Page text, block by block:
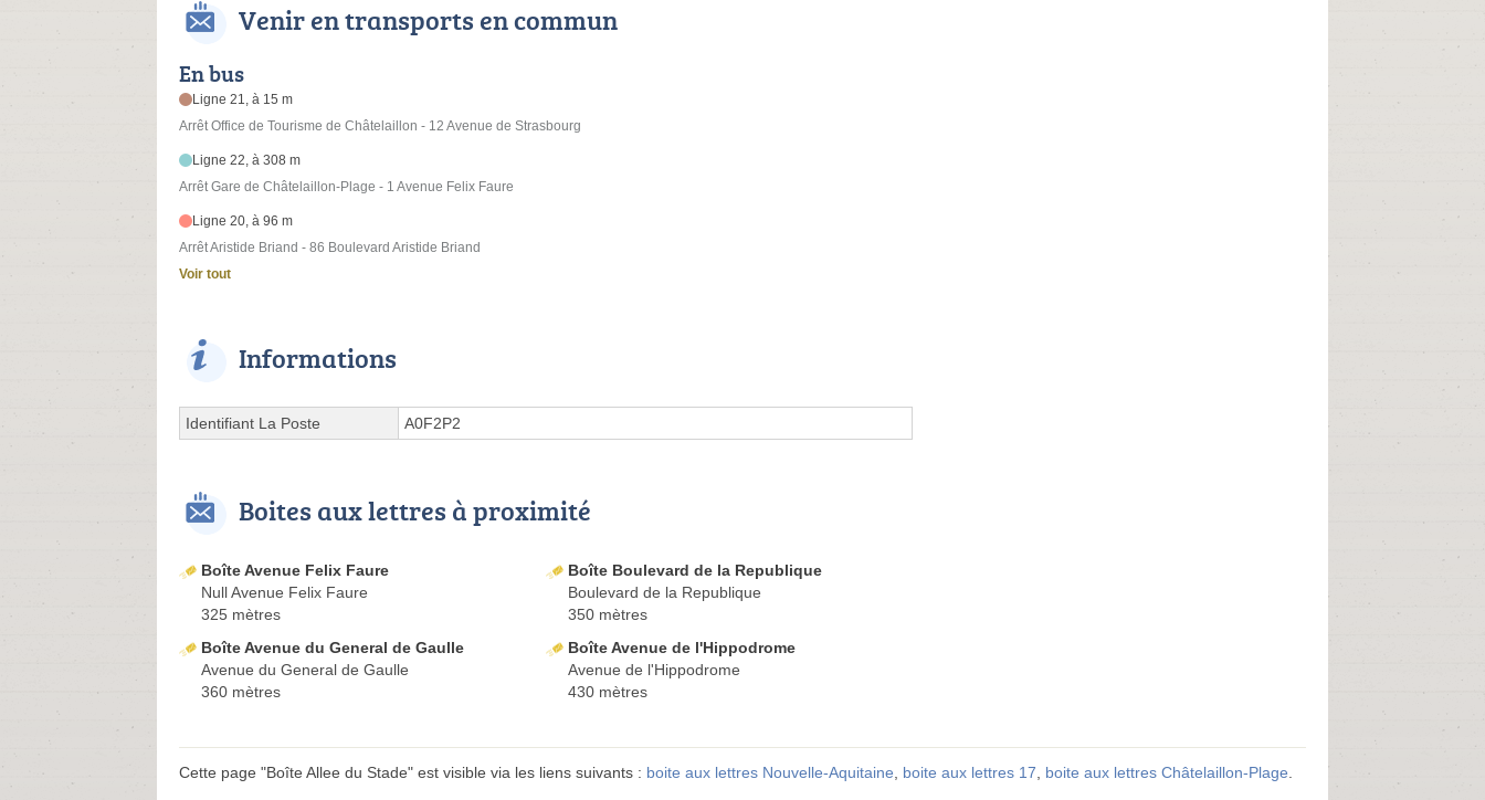
Venir en transports en commun
En bus
Ligne 21, à 15 m
Arrêt Office de Tourisme de Châtelaillon - 12 Avenue de Strasbourg
Ligne 22, à 308 m
Arrêt Gare de Châtelaillon-Plage - 1 Avenue Felix Faure
Ligne 20, à 96 m
Arrêt Aristide Briand - 86 Boulevard Aristide Briand
Voir tout
Informations
Identifiant La Poste A0F2P2
Boites aux lettres à proximité
Boîte Avenue Felix Faure
Null Avenue Felix Faure
325 mètres
Boîte Boulevard de la Republique
Boulevard de la Republique
350 mètres
Boîte Avenue du General de Gaulle
Avenue du General de Gaulle
360 mètres
Boîte Avenue de l'Hippodrome
Avenue de l'Hippodrome
430 mètres
Cette page "Boîte Allee du Stade" est visible via les liens suivants : boite aux lettres Nouvelle-Aquitaine, boite aux lettres 17, boite aux lettres Châtelaillon-Plage.